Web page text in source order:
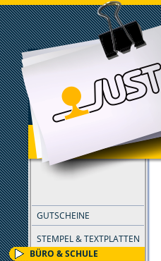
GUTSCHEINE
STEMPEL & TEXTPLATTEN
BÜRO & SCHULE
FILTER